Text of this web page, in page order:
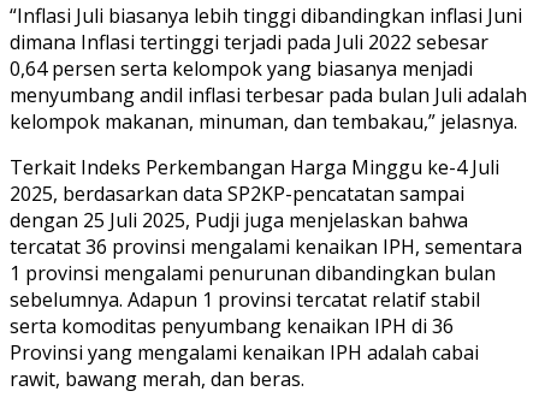
“Inflasi Juli biasanya lebih tinggi dibandingkan inflasi Juni
dimana Inflasi tertinggi terjadi pada Juli 2022 sebesar
0,64 persen serta kelompok yang biasanya menjadi
menyumbang andil inflasi terbesar pada bulan Juli adalah
kelompok makanan, minuman, dan tembakau,” jelasnya.
Terkait Indeks Perkembangan Harga Minggu ke-4 Juli
2025, berdasarkan data SP2KP-pencatatan sampai
dengan 25 Juli 2025, Pudji juga menjelaskan bahwa
tercatat 36 provinsi mengalami kenaikan IPH, sementara
1 provinsi mengalami penurunan dibandingkan bulan
sebelumnya. Adapun 1 provinsi tercatat relatif stabil
serta komoditas penyumbang kenaikan IPH di 36
Provinsi yang mengalami kenaikan IPH adalah cabai
rawit, bawang merah, dan beras.